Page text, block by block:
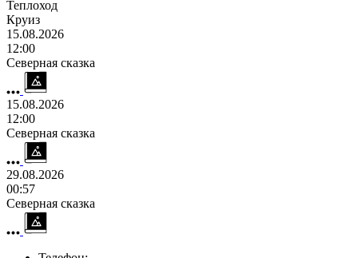
Теплоход
Круиз
15.08.2026
12:00
Северная сказка
15.08.2026
12:00
Северная сказка
29.08.2026
00:57
Северная сказка